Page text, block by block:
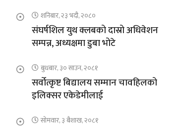
शनिबार, २३ भदौ, २०८०
संघर्षशिल युथ क्लबको दास्रो अधिवेशन
सम्पन्न, अध्यक्षमा डुबा भोटे
बुधबार, ३० साउन, २०८१
सर्वोत्कृष्ट बिद्यालय सम्मान चावहिलको
इलिक्सर एकेडेमीलाई
सोमवार, ३ बैशाख, २०८१